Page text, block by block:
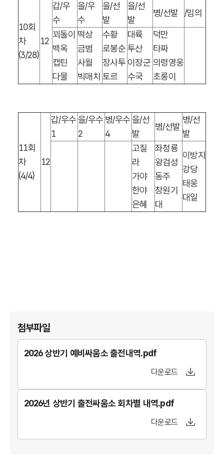
10회
차
(3/28)
12
갑/우
수
을/우
수
을/선
발
을/선
발
병/선발 /임의
꾀돌이
백옥
캡틴
다물
떡상
금범
사월
빅매치
수황
로봉순
장사투
토르
대륙
투산
이장군
수국
덕만
타짜
의령영웅
초롱이
11회
차
(4/4)
12
갑/우수
1
을/우수
2
병/우수
4
을/선
발
병/선발
병/선
발
고질
라
가야
한야
은혜
좌청룡
왕검성
동주
창원기
대
이방지
강당
태웅
대일
첨부파일
2026 상반기 예비싸움소 출전내역.pdf
다운로드
2026년 상반기 출전싸움소 회차별 내역.pdf
다운로드